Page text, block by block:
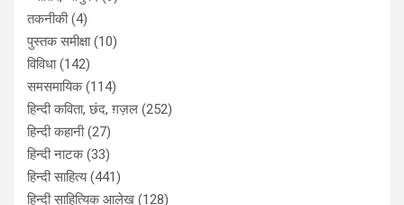
तकनीकी(4)
पुस्‍तक समीक्षा(10)
विविधा(142)
समसमायिक(114)
हिन्दी कविता, छंद, ग़ज़ल (252)
हिन्दी कहानी(27)
हिन्‍दी नाटक(33)
हिन्दी साहित्य(441)
हिन्दी साहित्यिक आलेख (128)